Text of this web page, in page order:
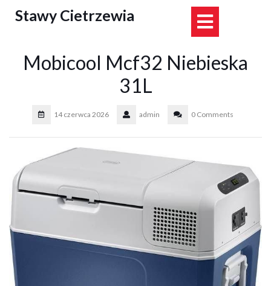
Stawy Cietrzewia
Mobicool Mcf32 Niebieska
31L
14 czerwca 2026 admin 0 Comments